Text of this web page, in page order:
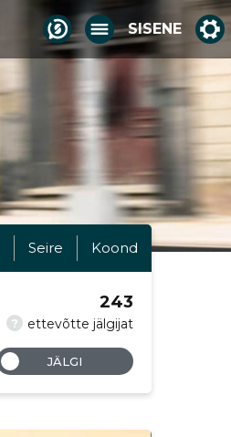
SISENE
Seire Koond
? ettevõtte jälgijat
243
JÄLGI